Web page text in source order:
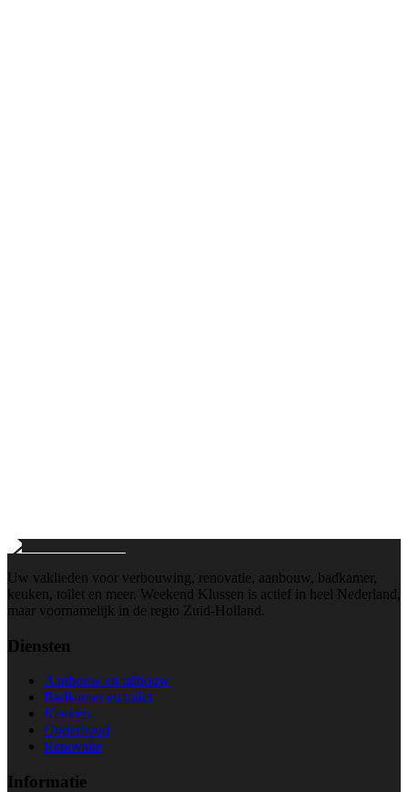
Uw vaklieden voor verbouwing, renovatie, aanbouw, badkamer,
keuken, toilet en meer. Weekend Klussen is actief in heel Nederland,
maar voornamelijk in de regio Zuid-Holland.
Diensten
Aanbouw en uitbouw
Badkamer en toilet
Keuken
Onderhoud
Renovatie
Informatie